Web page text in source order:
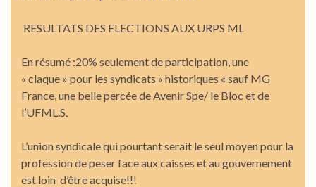
RESULTATS DES ELECTIONS AUX URPS ML
En résumé :20% seulement de participation, une
« claque » pour les syndicats « historiques « sauf MG
France, une belle percée de Avenir Spe/ le Bloc et de
l’UFML.S.
L’union syndicale qui pourtant serait le seul moyen pour la
profession de peser face aux caisses et au gouvernement
est loin d’être acquise!!!